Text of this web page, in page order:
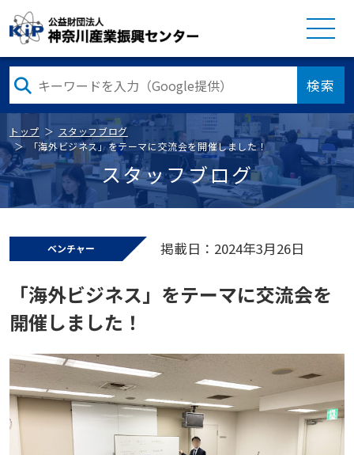
検索
トップ
スタッフブログ
「海外ビジネス」をテーマに交流会を開催しました！
スタッフブログ
ベンチャー 掲載日：2024年3月26日
「海外ビジネス」をテーマに交流会を
開催しました！